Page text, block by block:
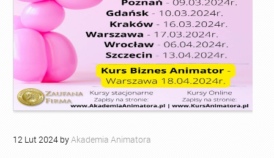
12 Lut 2024 byAkademia Animatora